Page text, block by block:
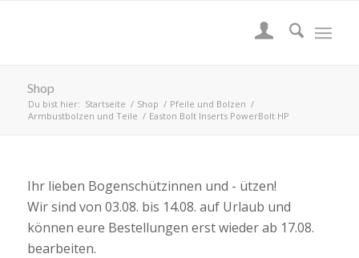
Shop
Du bist hier: Startseite / Shop / Pfeile und Bolzen /
Armbustbolzen und Teile / Easton Bolt Inserts PowerBolt HP
Ihr lieben Bogenschützinnen und - ützen!
Wir sind von 03.08. bis 14.08. auf Urlaub und
können eure Bestellungen erst wieder ab 17.08.
bearbeiten.